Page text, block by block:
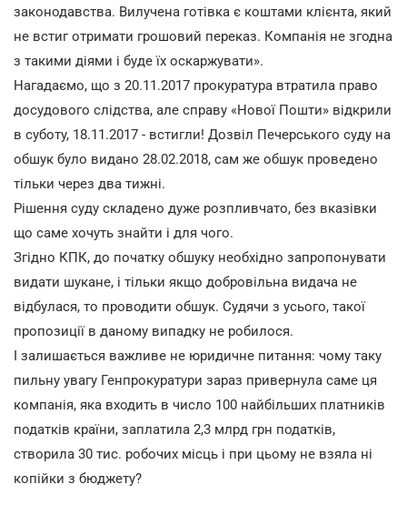
законодавства. Вилучена готівка є коштами клієнта, який
не встиг отримати грошовий переказ. Компанія не згодна
з такими діями і буде їх оскаржувати».
Нагадаємо, що з 20.11.2017 прокуратура втратила право
досудового слідства, але справу «Нової Пошти» відкрили
в суботу, 18.11.2017 - встигли! Дозвіл Печерського суду на
обшук було видано 28.02.2018, сам же обшук проведено
тільки через два тижні.
Рішення суду складено дуже розпливчато, без вказівки
що саме хочуть знайти і для чого.
Згідно КПК, до початку обшуку необхідно запропонувати
видати шукане, і тільки якщо добровільна видача не
відбулася, то проводити обшук. Судячи з усього, такої
пропозиції в даному випадку не робилося.
І залишається важливе не юридичне питання: чому таку
пильну увагу Генпрокуратури зараз привернула саме ця
компанія, яка входить в число 100 найбільших платників
податків країни, заплатила 2,3 млрд грн податків,
створила 30 тис. робочих місць і при цьому не взяла ні
копійки з бюджету?